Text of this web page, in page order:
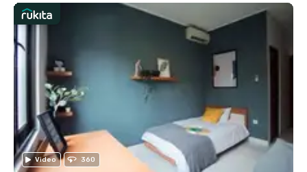
Video 360